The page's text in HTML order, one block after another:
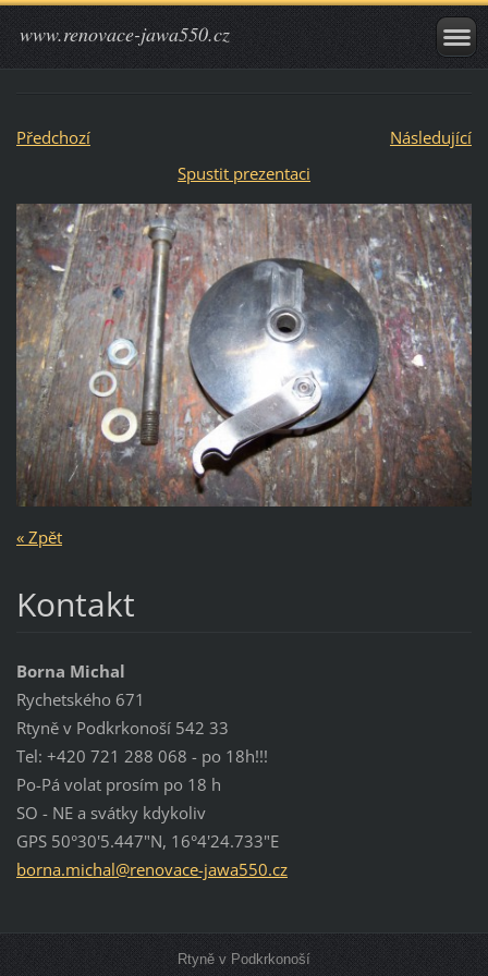
www.renovace-jawa550.cz
Předchozí
Následující
Spustit prezentaci
« Zpět
Kontakt
Borna Michal
Rychetského 671
Rtyně v Podkrkonoší 542 33
Tel: +420 721 288 068 - po 18h!!!
Po-Pá volat prosím po 18 h
SO - NE a svátky kdykoliv
GPS 50°30'5.447"N, 16°4'24.733"E
borna.michal@renovace-jawa550.cz
Rtyně v Podkrkonoší